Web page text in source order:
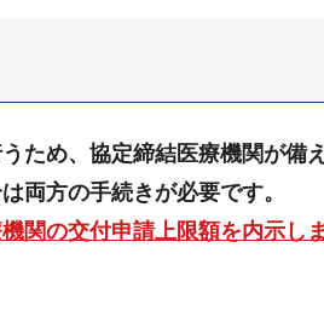
ため、協定締結医療機関が備
両方の手続きが必要です。
関の交付申請上限額を内示し